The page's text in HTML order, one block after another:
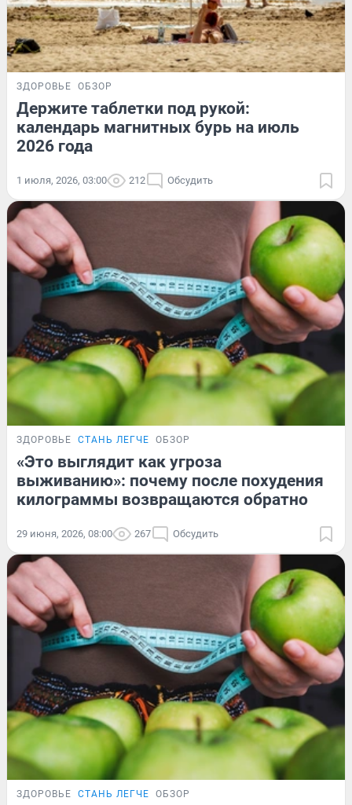
ЗДОРОВЬЕ ОБЗОР
Держите таблетки под рукой:
календарь магнитных бурь на июль
2026 года
1 июля, 2026, 03:00 212 Обсудить
ЗДОРОВЬЕ СТАНЬ ЛЕГЧЕ ОБЗОР
«Это выглядит как угроза
выживанию»: почему после похудения
килограммы возвращаются обратно
29 июня, 2026, 08:00 267 Обсудить
ЗДОРОВЬЕ СТАНЬ ЛЕГЧЕ ОБЗОР